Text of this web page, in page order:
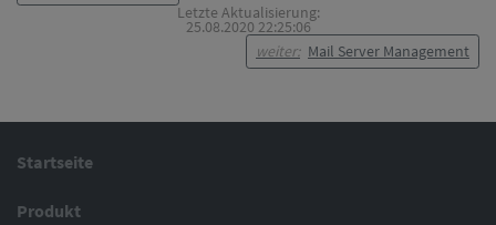
Letzte Aktualisierung:
25.08.2020 22:25:06
weiter: Mail Server Management
Startseite
Produkt